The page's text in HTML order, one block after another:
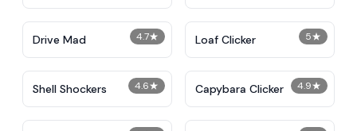
4.7★
Drive Mad 5★
Loaf Clicker
4.6★
Shell Shockers 4.9★
Capybara Clicker